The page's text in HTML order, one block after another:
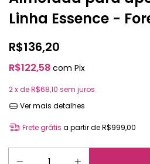
Linha Essence -
R$136,20
R$122,58 com Pix
2x deR$68,10 sem juros
Ver mais detalhes
Frete grátis a partir deR$999,00